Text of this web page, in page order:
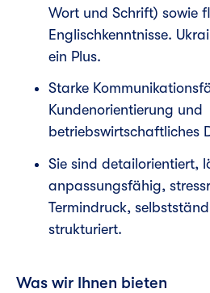
Wort und Schrift) sowie
Englischkenntnisse.
ein Plus.
Starke
Kundenorientierung und
betriebswirtschaftliches
Sie sind detailorientiert,
anpassungsfähig,
Termindruck,
strukturiert.
Was wir Ihnen bieten